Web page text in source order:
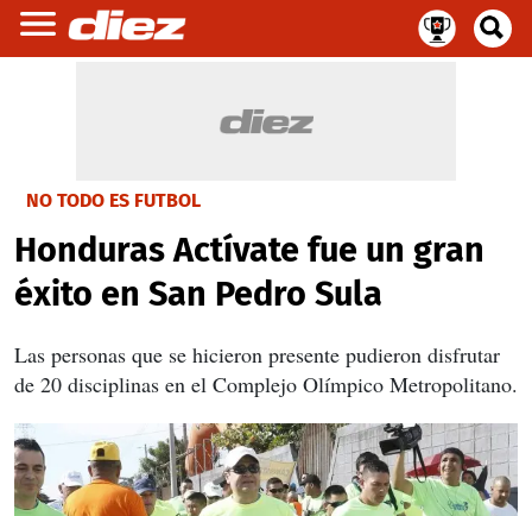
NO TODO ES FUTBOL
Honduras Actívate fue un gran
éxito en San Pedro Sula
Las personas que se hicieron presente pudieron disfrutar
de 20 disciplinas en el Complejo Olímpico Metropolitano.